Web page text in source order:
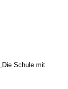
Die Schule mit